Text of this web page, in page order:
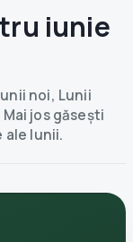
iunie
noi, Lunii
jos găsești
ale lunii.